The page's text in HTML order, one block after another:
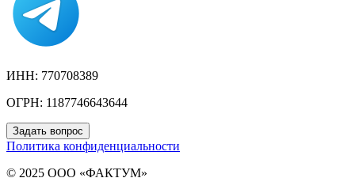
ИНН: 770708389
ОГРН: 1187746643644
Задать вопрос
Политика конфиденциальности
© 2025 ООО «ФАКТУМ»